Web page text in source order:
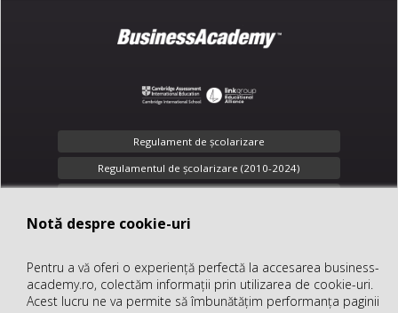
Notă despre cookie-uri
Pentru a vă oferi o experiență perfectă la accesarea business-
academy.ro, colectăm informații prin utilizarea de cookie-uri.
Acest lucru ne va permite să îmbunătățim performanța paginii
Regulament de şcolarizare
Regulamentul de școlarizare (2010-2024)
Confidenţialitate
office@business-academy.ro
+40 (312) 289 318
Notă despre cookie-uri
Pentru a vă oferi o experiență perfectă la accesarea business-
academy.ro, colectăm informații prin utilizarea de cookie-uri.
Acest lucru ne va permite să îmbunătățim performanța paginii